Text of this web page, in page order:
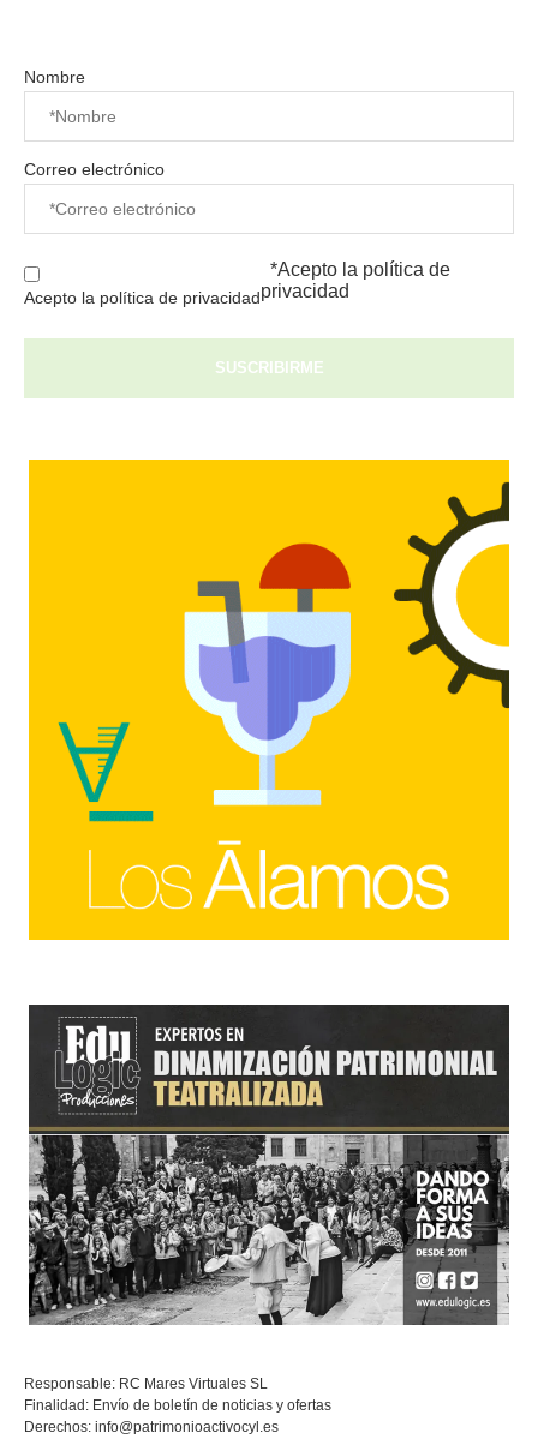
Nombre
Correo electrónico
Acepto la política de privacidad
*Acepto la política de
privacidad
Responsable: RC Mares Virtuales SL
Finalidad: Envío de boletín de noticias y ofertas
Derechos: info@patrimonioactivocyl.es